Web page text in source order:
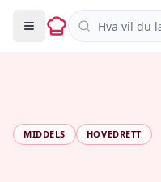
Søk i oppskrifter
MIDDELS HOVEDRETT